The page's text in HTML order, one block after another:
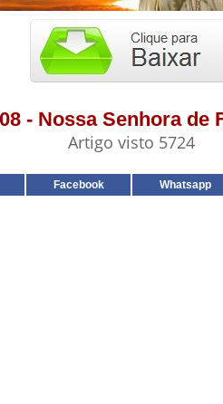
- Nossa Senhora de
Artigo visto 5724
Facebook Whatsapp